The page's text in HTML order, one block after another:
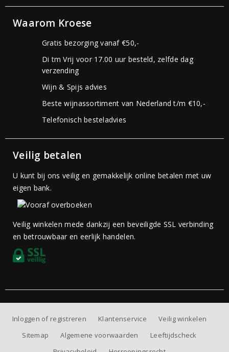
Waarom Kroese
Gratis bezorging vanaf €50,-
Di tm Vrij voor 17.00 uur besteld, zelfde dag
verzending
Wijn & Spijs advies
Beste wijnassortiment van Nederland t/m €10,-
Telefonisch besteladvies
Veilig betalen
U kunt bij ons veilig en gemakkelijk online betalen met uw
eigen bank.
Veilig winkelen mede dankzij een beveiligde SSL verbinding
en betrouwbaar en eerlijk handelen.
Inloggen of registreren Klantenservice
Veilig winkelen
Sitemap
Algemene voorwaarden
Leeftijdscheck